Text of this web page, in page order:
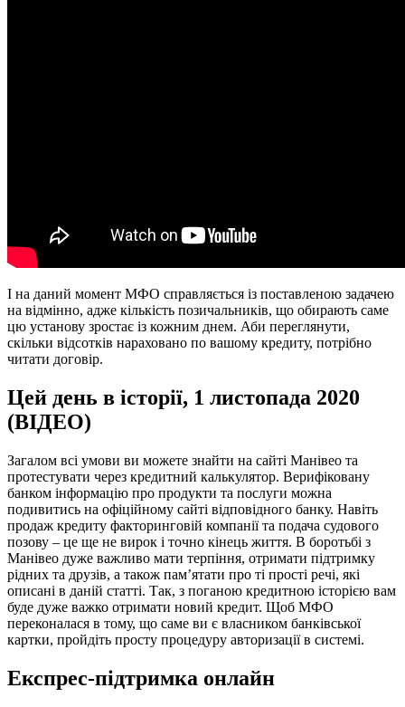
І на даний момент МФО справляється із поставленою задачею
на відмінно, адже кількість позичальників, що обирають саме
цю установу зростає із кожним днем. Аби переглянути,
скільки відсотків нараховано по вашому кредиту, потрібно
читати договір.
Цей день в історії, 1 листопада 2020
(ВІДЕО)
Загалом всі умови ви можете знайти на сайті Манівео та
протестувати через кредитний калькулятор. Верифіковану
банком інформацію про продукти та послуги можна
подивитись на офіційному сайті відповідного банку. Навіть
продаж кредиту факторинговій компанії та подача судового
позову – це ще не вирок і точно кінець життя. В боротьбі з
Манівео дуже важливо мати терпіння, отримати підтримку
рідних та друзів, а також пам’ятати про ті прості речі, які
описані в даній статті. Так, з поганою кредитною історією вам
буде дуже важко отримати новий кредит. Щоб МФО
переконалася в тому, що саме ви є власником банківської
картки, пройдіть просту процедуру авторизації в системі.
Експрес-підтримка онлайн